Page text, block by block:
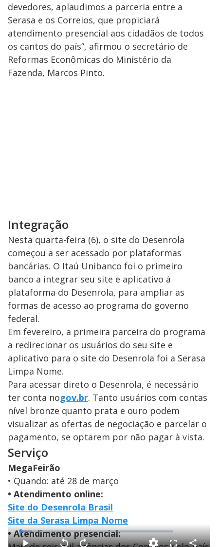
devedores, aplaudimos a parceria entre a
Serasa e os Correios, que propiciará
atendimento presencial aos cidadãos de todos
os cantos do país”, afirmou o secretário de
Reformas Econômicas do Ministério da
Fazenda, Marcos Pinto.
Integração
Nesta quarta-feira (6), o site do Desenrola
começou a ser acessado por plataformas
bancárias. O Itaú Unibanco foi o primeiro
banco a integrar seu site e aplicativo à
plataforma do Desenrola, para ampliar as
formas de acesso ao programa do governo
federal.
Em fevereiro, a primeira parceira do programa
a redirecionar os usuários do seu site e
aplicativo para o site do Desenrola foi a Serasa
Limpa Nome.
Para acessar direto o Desenrola, é necessário
ter conta nogov.br. Tanto usuários com contas
nível bronze quanto prata e ouro podem
visualizar as ofertas de negociação e parcelar o
pagamento, se optarem por não pagar à vista.
Serviço
MegaFeirão
• Quando: até 28 de março
• Atendimento online:
Site do Desenrola Brasil
Site da Serasa Limpa Nome
• Atendimento presencial:
L
o
a